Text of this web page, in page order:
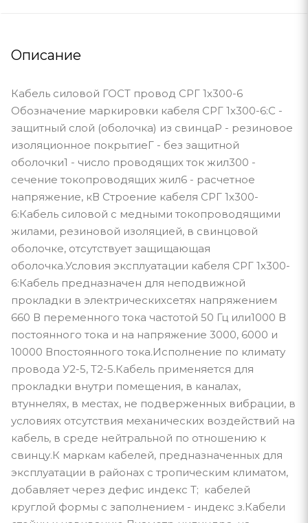
Описание
Кабель силовой ГОСТ провод СРГ 1х300-6
Обозначение маркировки кабеля СРГ 1х300-6:С -
защитный слой (оболочка) из свинцаР - резиновое
изоляционное покрытиеГ - без защитной
оболочки1 - число проводящих ток жил300 -
сечение токопроводящих жил6 - расчетное
напряжение, кВ Строение кабеля СРГ 1х300-
6:Кабель силовой с медными токопроводящими
жилами, резиновой изоляцией, в свинцовой
оболочке, отсутствует защищающая
оболочка.Условия эксплуатации кабеля СРГ 1х300-
6:Кабель предназначен для неподвижной
прокладки в электрическихсетях напряжением
660 В переменного тока частотой 50 Гц или1000 В
постоянного тока и на напряжение 3000, 6000 и
10000 Впостоянного тока.Исполнение по климату
провода У2-5, Т2-5.Кабель применяется для
прокладки внутри помещения, в каналах,
втуннелях, в местах, не подверженных вибрации, в
условиях отсутствия механических воздействий на
кабель, в среде нейтральной по отношению к
свинцу.К маркам кабелей, предназначенных для
эксплуатации в районах с тропическим климатом,
добавляет через дефис индекс Т; кабелей
круглой формы с заполнением - индекс з.Кабели